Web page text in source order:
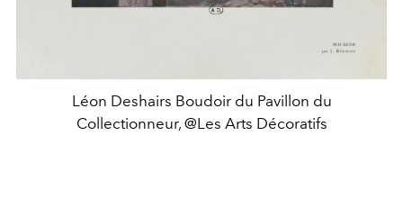
Léon Deshairs Boudoir du Pavillon du
Collectionneur, @Les Arts Décoratifs